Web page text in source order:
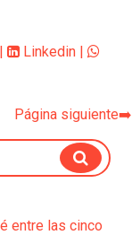
Linkedin
Página siguiente➡️
entre las cinco